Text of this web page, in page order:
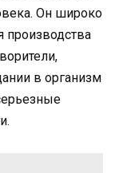
Он широко
производства
в организм